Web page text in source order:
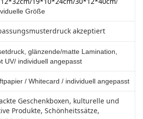
Größe
akzeptiert
glänzende/matte Lamination,
UV/ individuell angepasst
/ Whitecard / individuell angepasst
Geschenkboxen, kulturelle und
Produkte, Schönheitssätze,